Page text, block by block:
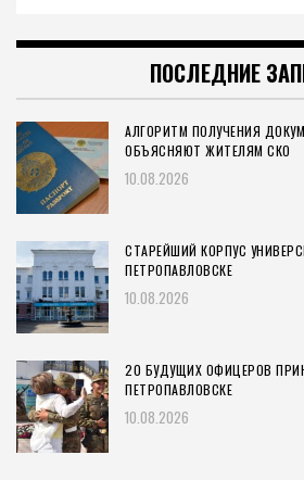
ПОСЛЕДНИЕ
АЛГОРИТМ ПОЛУЧЕНИЯ
ОБЪЯСНЯЮТ ЖИТЕЛЯМ СКО
10.08.2026
СТАРЕЙШИЙ КОРПУС
ПЕТРОПАВЛОВСКЕ
10.08.2026
20 БУДУЩИХ ОФИЦЕРОВ
ПЕТРОПАВЛОВСКЕ
10.08.2026